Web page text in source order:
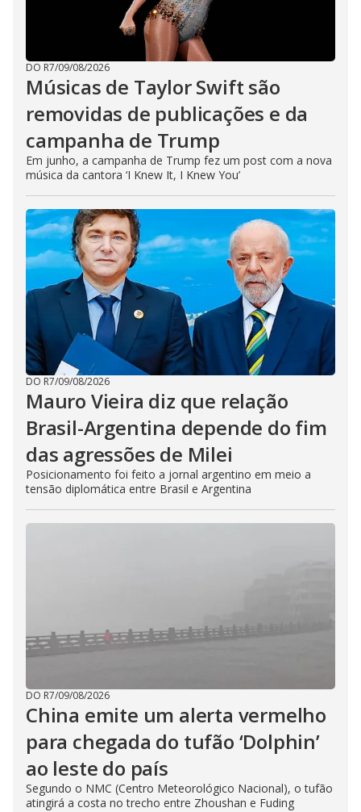
DO R7/09/08/2026
Músicas de Taylor Swift são
removidas de publicações e da
campanha de Trump
Em junho, a campanha de Trump fez um post com a nova
música da cantora ‘I Knew It, I Knew You’
DO R7/09/08/2026
Mauro Vieira diz que relação
Brasil-Argentina depende do fim
das agressões de Milei
Posicionamento foi feito a jornal argentino em meio a
tensão diplomática entre Brasil e Argentina
DO R7/09/08/2026
China emite um alerta vermelho
para chegada do tufão ‘Dolphin’
ao leste do país
Segundo o NMC (Centro Meteorológico Nacional), o tufão
atingirá a costa no trecho entre Zhoushan e Fuding